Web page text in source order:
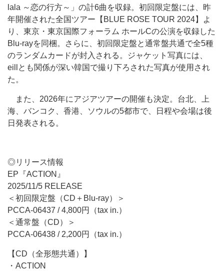
lala ～恋の行方～」の計6曲を収録。初回限定盤には、昨
年開催された全国ツアー【BLUE ROSE TOUR 2024】よ
り、東京・東京国際フォーラム ホールCの公演を収録した
Blu-rayを同梱。さらに、初回限定盤と通常盤共通で全5種
のランダムカードが封入される。ジャケット写真には、
eillとも関係が深い韓国で撮り下ろされた写真が使用され
た。
また、2026年にアジアツアーの開催も決定。台北、上
海、バンコク、香港、ソウルの5都市で、日程や会場は後
日発表される。
◎リリース情報
EP『ACTION』
2025/11/5 RELEASE
＜初回限定盤（CD＋Blu-ray）＞
PCCA-06437 / 4,800円（tax in.）
＜通常盤（CD）＞
PCCA-06438 / 2,200円（tax in.）
【CD（全形態共通）】
・ACTION